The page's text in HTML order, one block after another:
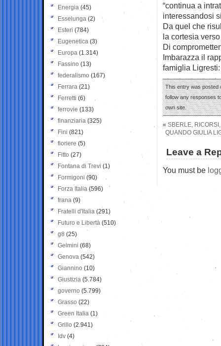
“continua a
interessandosi
Da quel che
la cortesia
Di
Imbarazza il
famiglia
This entry was posted
follow any responses
own site.
« SBERLE,
QUANDO GIULIA
Leave a
You must be
Energia (45)
Esselunga (2)
Esteri (784)
Eugenetica (3)
Europa (1.314)
Fassino (13)
federalismo (167)
Ferrara (21)
Ferretti (6)
ferrovie (133)
finanziaria (325)
Fini (821)
fioriere (5)
Fitto (27)
Fontana di Trevi (1)
Formigoni (90)
Forza Italia (596)
frana (9)
Fratelli d'Italia (291)
Futuro e Libertà (510)
g8 (25)
Gelmini (68)
Genova (542)
Giannino (10)
Giustizia (5.784)
governo (5.799)
Grasso (22)
Green Italia (1)
Grillo (2.941)
Idv (4)